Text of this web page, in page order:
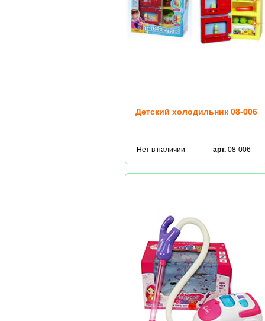
Детский холодильник 08-006
Нет в наличии арт. 08-006